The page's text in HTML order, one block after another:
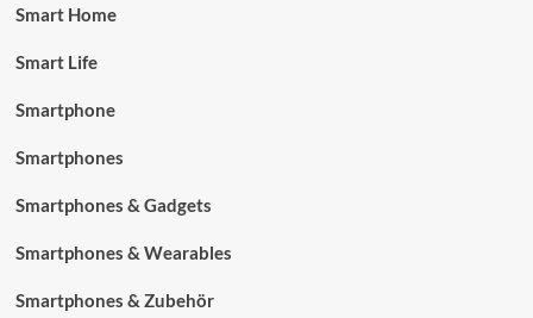
Smart Home
Smart Life
Smartphone
Smartphones
Smartphones & Gadgets
Smartphones & Wearables
Smartphones & Zubehör